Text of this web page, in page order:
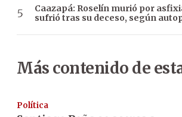
Caazapá: Roselín murió por
sufrió tras su deceso, según
Más contenido de
Política